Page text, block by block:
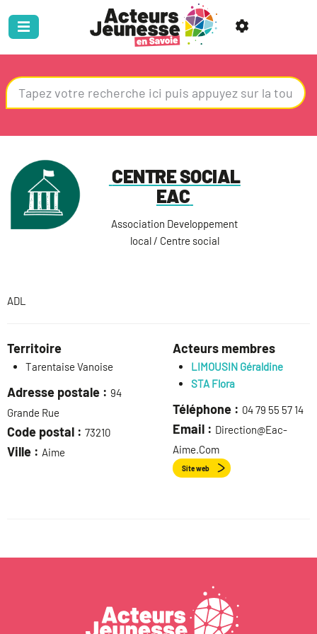
CENTRE SOCIAL
EAC
Association Developpement
local / Centre social
ADL
Territoire
Tarentaise Vanoise
Adresse postale : 94
Grande Rue
Code postal : 73210
Ville : Aime
Acteurs membres
LIMOUSIN Géraldine
STA Flora
Téléphone : 04 79 55 57 14
Email : Direction@eac-
Aime.com
Site web